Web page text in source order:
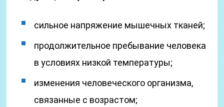
сильное напряжение мышечных тканей;
продолжительное пребывание человека
в условиях низкой температуры;
изменения человеческого организма,
связанные с возрастом;